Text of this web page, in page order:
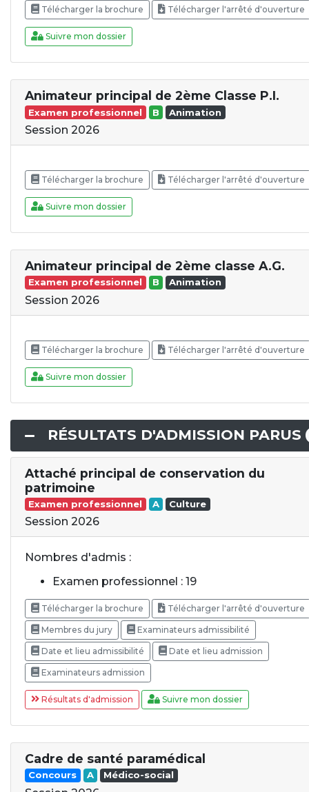
Télécharger la brochure Télécharger l'arrêté d'ouverture
Suivre mon dossier
Animateur principal de 2ème Classe P.I.
Examen professionnel B Animation
Session 2026
Télécharger la brochure Télécharger l'arrêté d'ouverture
Suivre mon dossier
Animateur principal de 2ème classe A.G.
Examen professionnel B Animation
Session 2026
Télécharger la brochure Télécharger l'arrêté d'ouverture
Suivre mon dossier
RÉSULTATS D'ADMISSION PARUS
Attaché principal de conservation du
patrimoine
Examen professionnel A Culture
Session 2026
Nombres d'admis :
Examen professionnel : 19
Télécharger la brochure Télécharger l'arrêté d'ouverture
Membres du jury Examinateurs admissibilité
Date et lieu admissibilité Date et lieu admission
Examinateurs admission
Résultats d'admission Suivre mon dossier
Cadre de santé paramédical
Concours A Médico-social